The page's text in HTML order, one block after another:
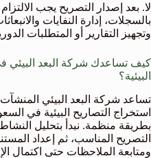
لا. بعد إصدار التصريح يجب
بالسجلات، إدارة النفايات
وتجهيز التقارير أو المتطلبات
كيف تساعدك شركة البعد البيئي
البيئية؟
تساعد شركة البعد البيئي
استخراج التصاريح البيئية في
بطريقة منظمة. نبدأ بتحليل
التصريح المناسب، ثم إعداد
ومتابعة الملاحظات حتى اكتمال